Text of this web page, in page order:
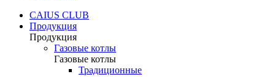
CAIUS CLUB
Продукция
Продукция
Газовые котлы
Газовые котлы
Традиционные